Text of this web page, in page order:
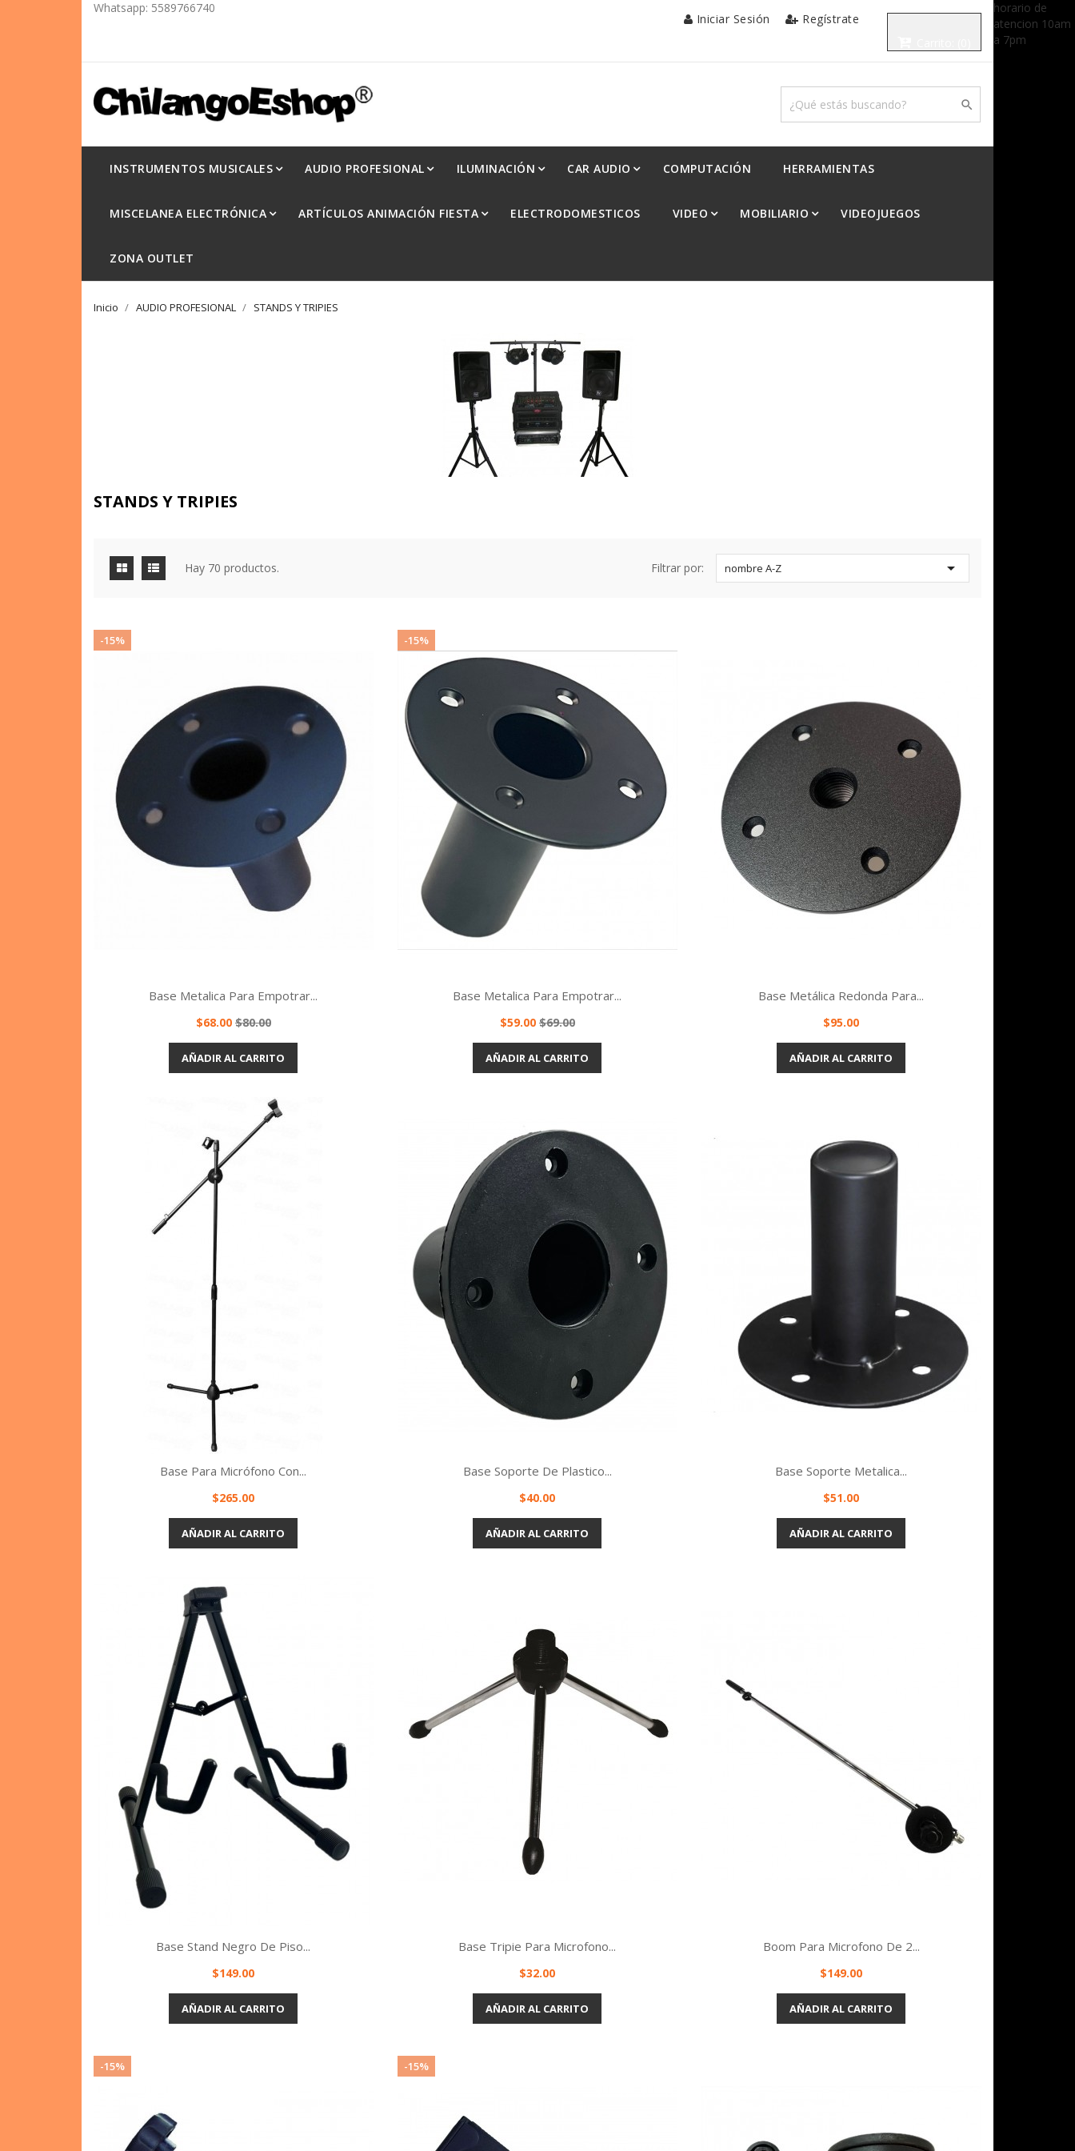
Whatsapp: 5589766740
Iniciar Sesión
Regístrate

INSTRUMENTOS MUSICALES AUDIO PROFESIONAL ILUMINACIÓN CAR AUDIO COMPUTACIÓN HERRAMIENTAS
MISCELANEA ELECTRÓNICA ARTÍCULOS ANIMACIÓN FIESTA ELECTRODOMESTICOS VIDEO MOBILIARIO VIDEOJUEGOS
ZONA OUTLET
Inicio AUDIO PROFESIONAL STANDS Y TRIPIES
STANDS Y TRIPIES
Hay 70 productos. Filtrar por: nombre A-Z 
-15%
Vista rápida
Base Metalica Para Empotrar...
Precio
$68.00 Precio
$80.00
AÑADIR AL CARRITO
-15%
Vista rápida
Base Metalica Para Empotrar...
Precio
$59.00 Precio
$69.00
AÑADIR AL CARRITO
Vista rápida
Base Metálica Redonda Para...
Precio
$95.00
AÑADIR AL CARRITO
Vista rápida
Base Para Micrófono Con...
Precio
$265.00
AÑADIR AL CARRITO
Vista rápida
Base Soporte De Plastico...
Precio
$40.00
AÑADIR AL CARRITO
Vista rápida
Base Soporte Metalica...
Precio
$51.00
AÑADIR AL CARRITO
Vista rápida
Base Stand Negro De Piso...
Precio
$149.00
AÑADIR AL CARRITO
Vista rápida
Base Tripie Para Microfono...
Precio
$32.00
AÑADIR AL CARRITO
Vista rápida
Boom Para Microfono De 2...
Precio
$149.00
AÑADIR AL CARRITO
-15% -15%
horario de
atencion 10am
a 7pm